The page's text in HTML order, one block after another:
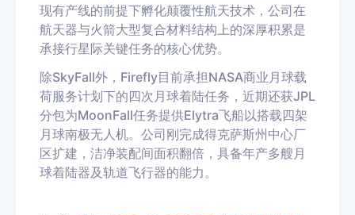
现有产线的前提下孵化颠覆性航天技术，公司在
航天器与火箭大型复合材料结构上的深厚积累是
承接行星际关键任务的核心优势。
除SkyFall外，Firefly目前承担NASA商业月球载
荷服务计划下的四次月球着陆任务，近期还获JPL
分包为MoonFall任务提供Elytra飞船以搭载四架
月球南极无人机。公司刚完成得克萨斯州中心厂
区扩建，洁净装配间面积翻倍，具备年产多艘月
球着陆器及轨道飞行器的能力。